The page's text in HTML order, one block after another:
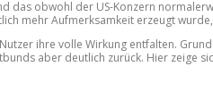
obwohl der US-Konzern
mehr Aufmerksamkeit erzeugt
ihre volle Wirkung entfalten.
aber deutlich zurück. Hier zeige